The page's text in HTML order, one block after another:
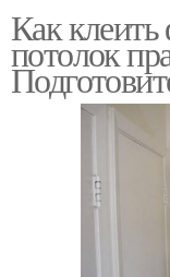
Как
потолок